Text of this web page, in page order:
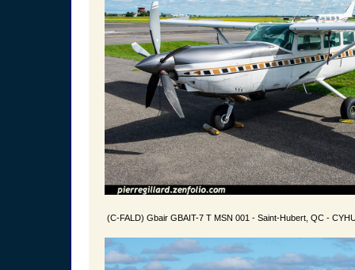
(C-FALD) Gbair GBAIT-7 T MSN 001 - Saint-Hubert, QC -